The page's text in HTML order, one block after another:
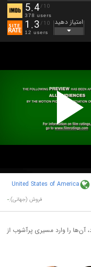
5.4/10
378 users
1.3 /10
12 users
امتیاز دهید
United States of America
فروش (جهانی):-
آن‌ها را وارد مسیری پرآشوب از